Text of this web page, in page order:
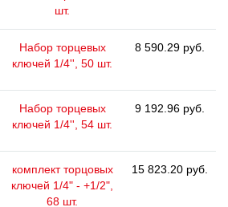
шт.
Набор торцевых
ключей 1/4'', 50 шт.
8 590.29 руб.
Набор торцевых
ключей 1/4'', 54 шт.
9 192.96 руб.
комплект торцовых
ключей 1/4" - +1/2",
68 шт.
15 823.20 руб.